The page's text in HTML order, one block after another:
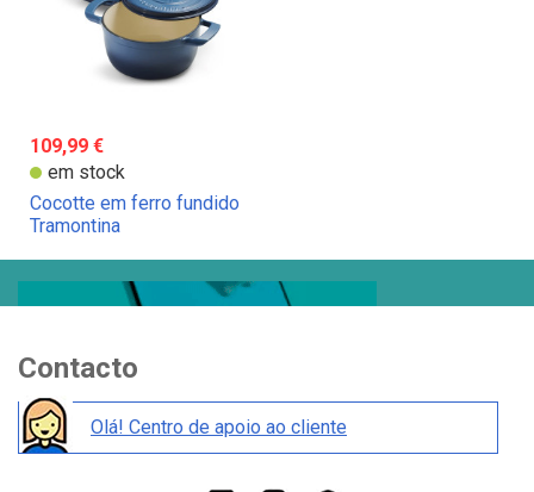
109,99 €
em stock
Cocotte em ferro fundido
Tramontina
Contacto
Olá! Centro de apoio ao cliente